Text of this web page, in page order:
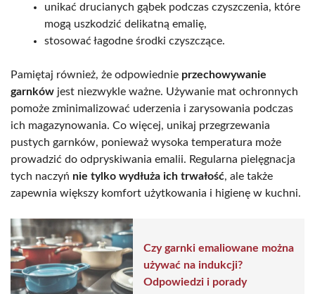
unikać drucianych gąbek podczas czyszczenia, które
mogą uszkodzić delikatną emalię,
stosować łagodne środki czyszczące.
Pamiętaj również, że odpowiednie przechowywanie
garnków jest niezwykle ważne. Używanie mat ochronnych
pomoże zminimalizować uderzenia i zarysowania podczas
ich magazynowania. Co więcej, unikaj przegrzewania
pustych garnków, ponieważ wysoka temperatura może
prowadzić do odpryskiwania emalii. Regularna pielęgnacja
tych naczyń nie tylko wydłuża ich trwałość, ale także
zapewnia większy komfort użytkowania i higienę w kuchni.
Czy garnki emaliowane można
używać na indukcji?
Odpowiedzi i porady